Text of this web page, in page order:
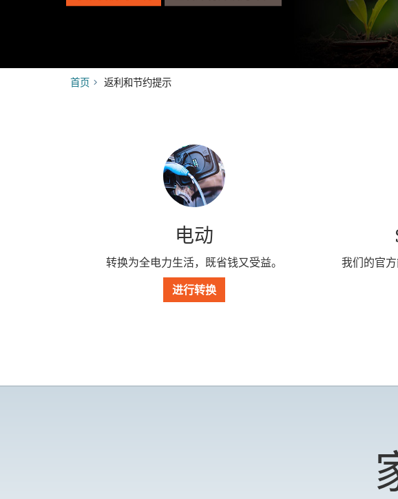
首页 返利和节约提示
电动
转换为全电力生活，既省钱又受益。
进行转换
我们的官